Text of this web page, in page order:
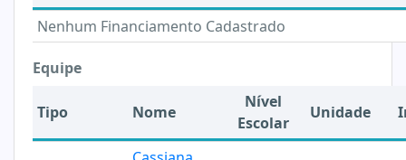
Nenhum Financiamento Cadastrado
Equipe
Tipo Nome
Nível
Escolar
Unidade